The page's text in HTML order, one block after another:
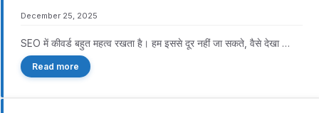
December 25, 2025
SEO में कीवर्ड बहुत महत्व रखता है। हम इससे दूर नहीं जा सकते, वैसे देखा …
Read more